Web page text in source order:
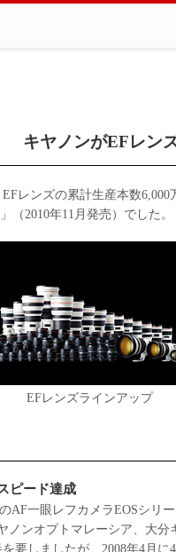
キヤノンがEFレン
レンズの累計生産本数
（2010年11月発売）でした。
EFレンズラインアップ
ピード達成
AF一眼レフカメラEOSシリ
ノンオプトマレーシア、大
要しましたが、2008年4月